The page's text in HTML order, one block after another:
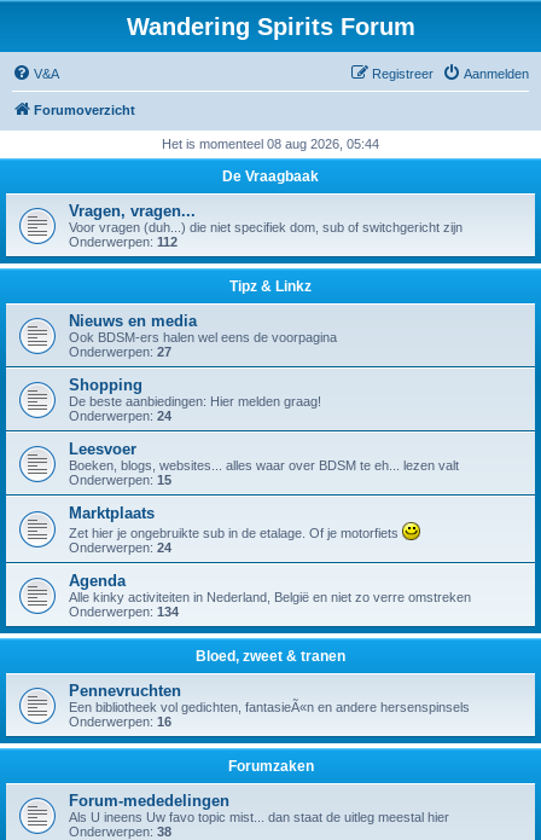
Wandering Spirits Forum
V&A Aanmelden
Registreer
Forumoverzicht
Het is momenteel 08 aug 2026, 05:44
De Vraagbaak
Vragen, vragen...
Voor vragen (duh...) die niet specifiek dom, sub of switchgericht zijn
Onderwerpen: 112
Tipz & Linkz
Nieuws en media
Ook BDSM-ers halen wel eens de voorpagina
Onderwerpen: 27
Shopping
De beste aanbiedingen: Hier melden graag!
Onderwerpen: 24
Leesvoer
Boeken, blogs, websites... alles waar over BDSM te eh... lezen valt
Onderwerpen: 15
Marktplaats
Zet hier je ongebruikte sub in de etalage. Of je motorfiets
Onderwerpen: 24
Agenda
Alle kinky activiteiten in Nederland, België en niet zo verre omstreken
Onderwerpen: 134
Bloed, zweet & tranen
Pennevruchten
Een bibliotheek vol gedichten, fantasieÃ«n en andere hersenspinsels
Onderwerpen: 16
Forumzaken
Forum-mededelingen
Als U ineens Uw favo topic mist... dan staat de uitleg meestal hier
Onderwerpen: 38